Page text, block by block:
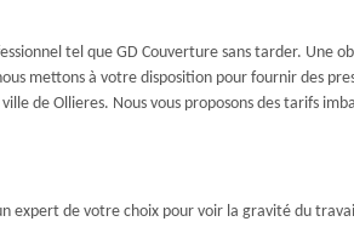
tel que GD Couverture sans tarder. Une
mettons à votre disposition pour fournir des
de Ollieres. Nous vous proposons des tarifs
expert de votre choix pour voir la gravité du